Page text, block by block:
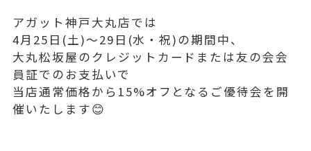
アガット神戸大丸店では
4月25日(土)〜29日(水・祝)の期間中、
大丸松坂屋のクレジットカードまたは友の会会
員証でのお支払いで
当店通常価格から15%オフとなるご優待会を開
催いたします😊